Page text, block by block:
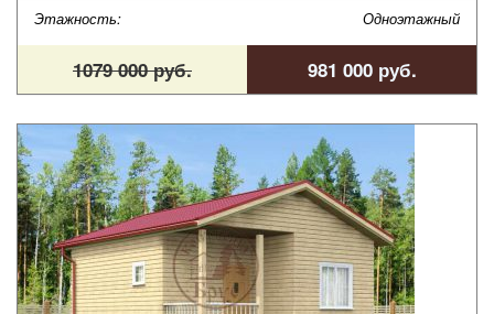
Этажность:
Одноэтажный
1079 000 руб. 981 000 руб.